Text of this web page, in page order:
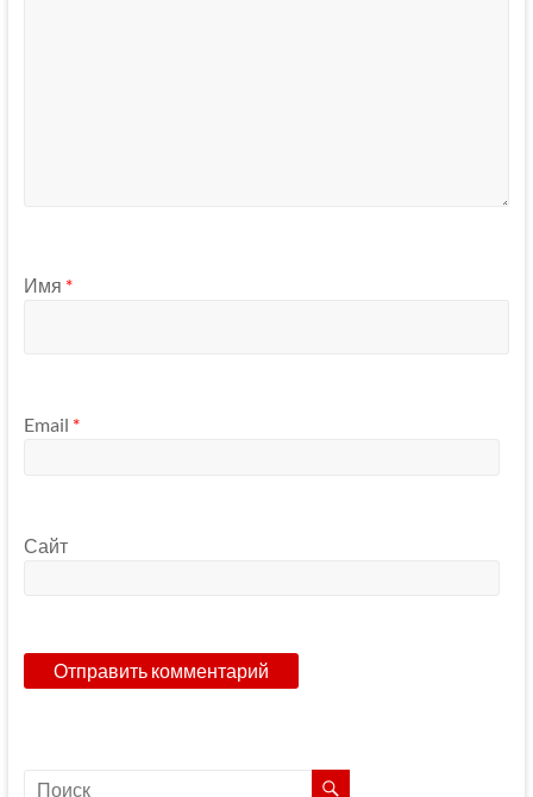
Имя *
Email *
Сайт